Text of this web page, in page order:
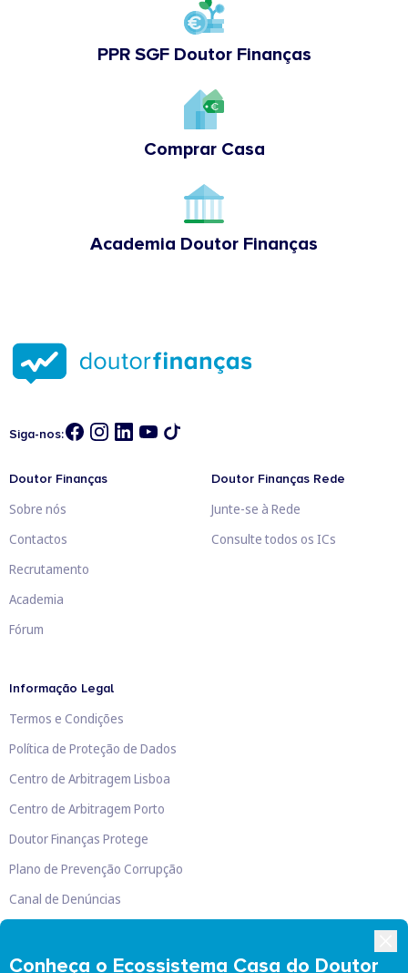
PPR SGF Doutor Finanças
Comprar Casa
Academia Doutor Finanças
Conheça o Ecossistema Casa do Doutor
Siga-nos:
Doutor Finanças
Sobre nós
Contactos
Recrutamento
Academia
Fórum
Doutor Finanças Rede
Junte-se à Rede
Consulte todos os ICs
Informação Legal
Termos e Condições
Política de Proteção de Dados
Centro de Arbitragem Lisboa
Centro de Arbitragem Porto
Doutor Finanças Protege
Plano de Prevenção Corrupção
Canal de Denúncias